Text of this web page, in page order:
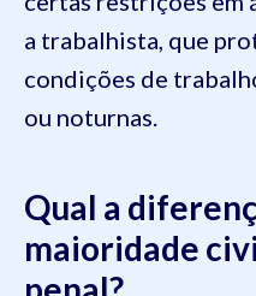
a trabalhista, que
condições de
ou noturnas.
Qual a
maioridade